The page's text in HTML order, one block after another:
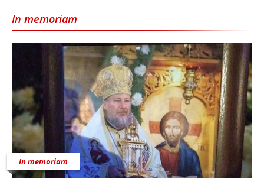
In memoriam
In memoriam